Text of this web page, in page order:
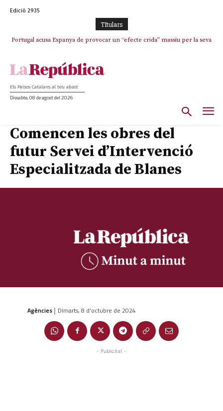
Edició 2935
TItulars
Portugal acusa Espanya de provocar un “efecte crida” massiu per la seva
El col·lapse de l’operació de Marc Puigtió a Girona: desbandada de
Els Països Catalans al teu abast
Dissabte, 08 de agost del 2026
Comencen les obres del
futur Servei d’Intervenció
Especialitzada de Blanes
Agències | Dimarts, 8 d'octubre de 2024
- Publicitat -